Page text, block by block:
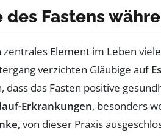
Fastens
zentrales Element im Leben
verzichten Gläubige auf
das Fasten positive
Erkrankungen, besonders
, von dieser Praxis